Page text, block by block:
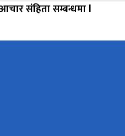
संहिता सम्बन्धमा l